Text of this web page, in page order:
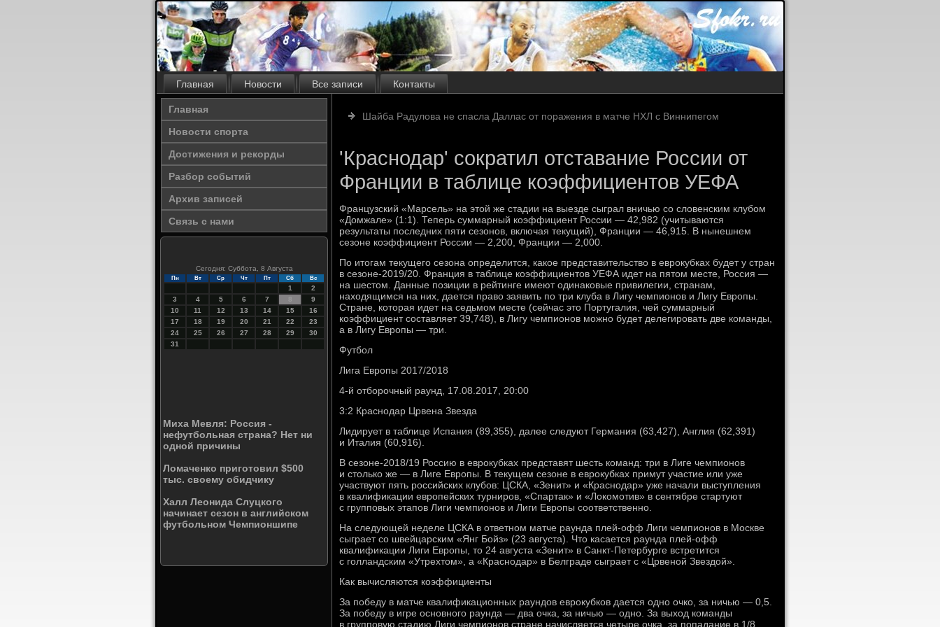
Главная Новости Все записи Контакты
Главная
Новости спорта
Достижения и рекорды
Разбор событий
Архив записей
Связь с нами
Сегодня: Суббота, 8 Августа
Пн Вт Ср Чт Пт Сб Вс
1
2
3
4 5 6 7 8
9
10
11 12 13 14 15
16
17
18 19 20 21 22
23
24
25 26 27 28 29
30
31
Миха Мевля: Россия -
нефутбольная страна? Нет ни
одной причины
Ломаченко приготовил $500
тыс. своему обидчику
Халл Леонида Слуцкого
начинает сезон в английском
футбольном Чемпионшипе
Шайба Радулова не спасла Даллас от поражения в матче НХЛ с Виннипегом
'Краснодар' сократил отставание России от
Франции в таблице коэффициентов УЕФА
Французский «Марсель» на этой же стадии на выезде сыграл вничью со словенским клубом
«Домжале» (1:1). Теперь суммарный коэффициент России — 42,982 (учитываются
результаты последних пяти сезонов, включая текущий), Франции — 46,915. В нынешнем
сезоне коэффициент России — 2,200, Франции — 2,000.
По итогам текущего сезона определится, какое представительство в еврокубках будет у стран
в сезоне-2019/20. Франция в таблице коэффициентов УЕФА идет на пятом месте, Россия —
на шестом. Данные позиции в рейтинге имеют одинаковые привилегии, странам,
находящимся на них, дается право заявить по три клуба в Лигу чемпионов и Лигу Европы.
Стране, которая идет на седьмом месте (сейчас это Португалия, чей суммарный
коэффициент составляет 39,748), в Лигу чемпионов можно будет делегировать две команды,
а в Лигу Европы — три.
Футбол
Лига Европы 2017/2018
4-й отборочный раунд, 17.08.2017, 20:00
3:2 Краснодар Црвена Звезда
Лидирует в таблице Испания (89,355), далее следуют Германия (63,427), Англия (62,391)
и Италия (60,916).
В сезоне-2018/19 Россию в еврокубках представят шесть команд: три в Лиге чемпионов
и столько же — в Лиге Европы. В текущем сезоне в еврокубках примут участие или уже
участвуют пять российских клубов: ЦСКА, «Зенит» и «Краснодар» уже начали выступления
в квалификации европейских турниров, «Спартак» и «Локомотив» в сентябре стартуют
с групповых этапов Лиги чемпионов и Лиги Европы соответственно.
На следующей неделе ЦСКА в ответном матче раунда плей-офф Лиги чемпионов в Москве
сыграет со швейцарским «Янг Бойз» (23 августа). Что касается раунда плей-офф
квалификации Лиги Европы, то 24 августа «Зенит» в Санкт-Петербурге встретится
с голландским «Утрехтом», а «Краснодар» в Белграде сыграет с «Црвеной Звездой».
Как вычисляются коэффициенты
За победу в матче квалификационных раундов еврокубков дается одно очко, за ничью — 0,5.
За победу в игре основного раунда — два очка, за ничью — одно. За выход команды
в групповую стадию Лиги чемпионов стране начисляется четыре очка, за попадание в 1/8